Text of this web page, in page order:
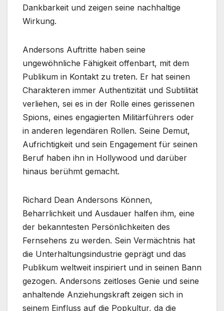
Dankbarkeit und zeigen seine nachhaltige
Wirkung.
Andersons Auftritte haben seine
ungewöhnliche Fähigkeit offenbart, mit dem
Publikum in Kontakt zu treten. Er hat seinen
Charakteren immer Authentizität und Subtilität
verliehen, sei es in der Rolle eines gerissenen
Spions, eines engagierten Militärführers oder
in anderen legendären Rollen. Seine Demut,
Aufrichtigkeit und sein Engagement für seinen
Beruf haben ihn in Hollywood und darüber
hinaus berühmt gemacht.
Richard Dean Andersons Können,
Beharrlichkeit und Ausdauer halfen ihm, eine
der bekanntesten Persönlichkeiten des
Fernsehens zu werden. Sein Vermächtnis hat
die Unterhaltungsindustrie geprägt und das
Publikum weltweit inspiriert und in seinen Bann
gezogen. Andersons zeitloses Genie und seine
anhaltende Anziehungskraft zeigen sich in
seinem Einfluss auf die Popkultur, da die